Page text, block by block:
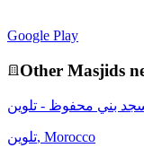
Google Play
Other Masjids
بني محفوظ - تلوين
تلوين, Morocco